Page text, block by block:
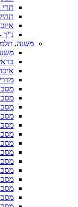
איוב
נ"ך
משנה,